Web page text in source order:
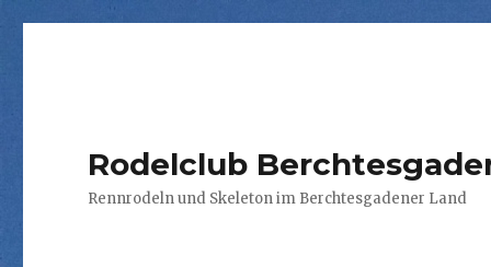
Rodelclub
Rennrodeln und Skeleton im Berchtesgadener Land